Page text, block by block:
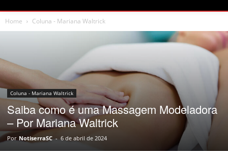
Home Coluna - Mariana Waltrick
Coluna - Mariana Waltrick
Saiba como é uma Massagem Modeladora
– Por Mariana Waltrick
Por NotiserraSC - 6 de abril de 2024